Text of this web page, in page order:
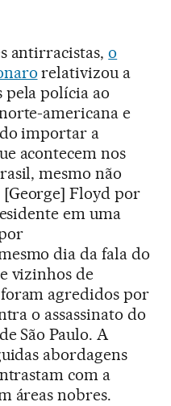
antirracistas,o
relativizou a
pela polícia ao
americana e
importar a
acontecem nos
mesmo não
[George] Floyd por
em uma
dia da fala do
vizinhos de
agredidos por
o assassinato do
São Paulo. A
abordagens
com a
áreas nobres.